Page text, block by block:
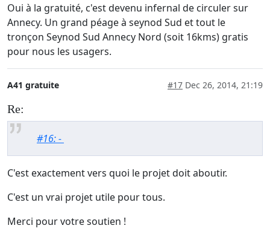
Oui à la gratuité, c'est devenu infernal de circuler sur
Annecy. Un grand péage à seynod Sud et tout le
tronçon Seynod Sud Annecy Nord (soit 16kms) gratis
pour nous les usagers.
A41 gratuite #17 Dec 26, 2014, 21:19
Re:
#16: -
C'est exactement vers quoi le projet doit aboutir.
C'est un vrai projet utile pour tous.
Merci pour votre soutien !